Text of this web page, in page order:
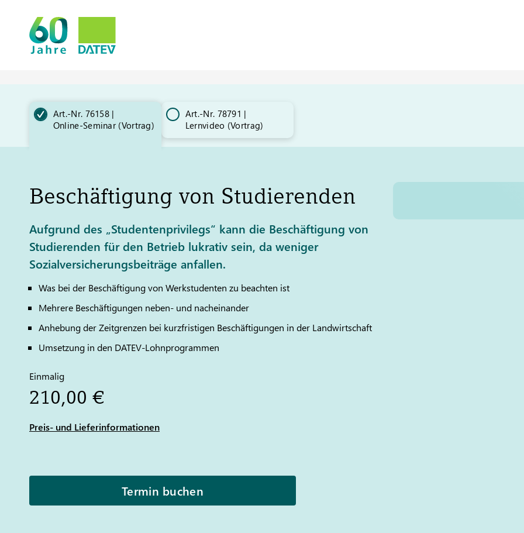
Art.-Nr. 76158 |
Online-Seminar (Vortrag)​
Art.-Nr. 78791 |
Lernvideo (Vortrag)
Beschäftigung von Studierenden
Aufgrund des „Studentenprivilegs“ kann die Beschäftigung von
Studierenden für den Betrieb lukrativ sein, da weniger
Sozialversicherungsbeiträge anfallen.
Was bei der Beschäftigung von Werkstudenten zu beachten ist
Mehrere Beschäftigungen neben- und nacheinander
Anhebung der Zeitgrenzen bei kurzfristigen Beschäftigungen in der Landwirtschaft
Umsetzung in den DATEV-Lohnprogrammen
Einmalig
210,00 €
Preis- und Lieferinformationen
Termin buchen